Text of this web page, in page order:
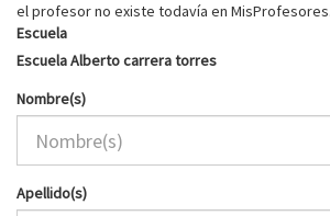
el profesor no existe todavía en
Escuela
Escuela Alberto carrera torres
Nombre(s)
Apellido(s)